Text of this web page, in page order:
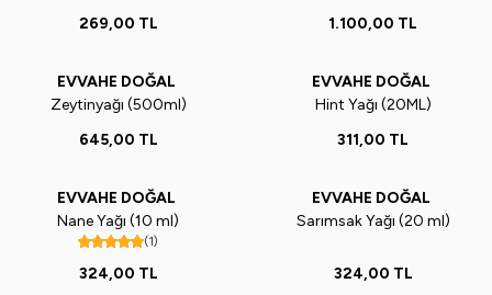
269,00 TL 1.100,00 TL
EVVAHE DOĞAL
Zeytinyağı (500ml)
645,00 TL
EVVAHE DOĞAL
Hint Yağı (20ML)
311,00 TL
EVVAHE DOĞAL
Nane Yağı (10 ml)
(1)
324,00 TL
EVVAHE DOĞAL
Sarımsak Yağı (20 ml)
324,00 TL